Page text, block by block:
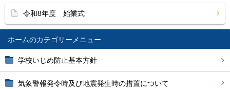
ホーム
学校いじめ防止基本方針
気象警報発令時及び地震発生時の措置について
令和8年度 始業式